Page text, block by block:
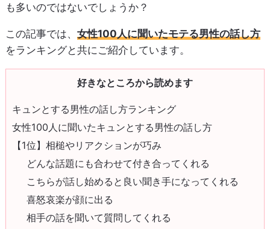
も多いのではないでしょうか？
この記事では、 女性100人に聞いたモテる男性の話し方
をランキングと共にご紹介しています。
好きなところから読めます
キュンとする男性の話し方ランキング
女性100人に聞いたキュンとする男性の話し方
【1位】相槌やリアクションが巧み
どんな話題にも合わせて付き合ってくれる
こちらが話し始めると良い聞き手になってくれる
喜怒哀楽が顔に出る
相手の話を聞いて質問してくれる